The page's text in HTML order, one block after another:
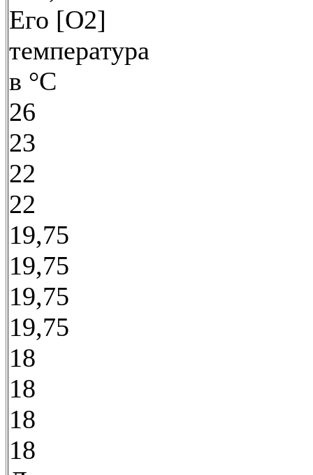
Его [O2]
температура
в °С
26
23
22
22
19,75
19,75
19,75
19,75
18
18
18
18